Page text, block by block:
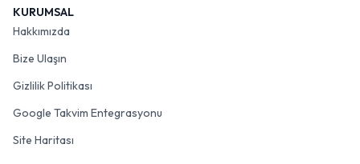
KURUMSAL
Hakkımızda
Bize Ulaşın
Gizlilik Politikası
Google Takvim Entegrasyonu
Site Haritası